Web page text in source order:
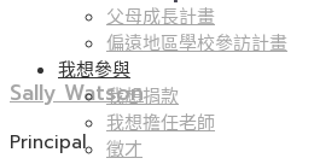
父母成長計畫
偏遠地區學校參訪計畫
我想參與
我想捐款
我想擔任老師
徵才
Sally Watson
Principal